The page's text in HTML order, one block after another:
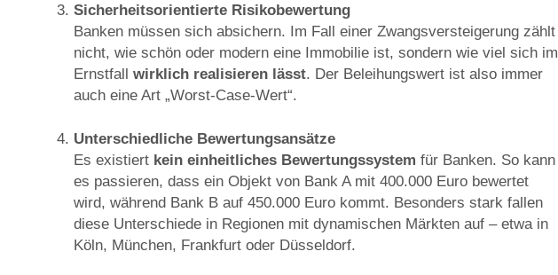
Sicherheitsorientierte Risikobewertung
Banken müssen sich absichern. Im Fall einer Zwangsversteigerung zählt
nicht, wie schön oder modern eine Immobilie ist, sondern wie viel sich im
Ernstfall wirklich realisieren lässt. Der Beleihungswert ist also immer
auch eine Art „Worst-Case-Wert“.
Unterschiedliche Bewertungsansätze
Es existiert kein einheitliches Bewertungssystem für Banken. So kann
es passieren, dass ein Objekt von Bank A mit 400.000 Euro bewertet
wird, während Bank B auf 450.000 Euro kommt. Besonders stark fallen
diese Unterschiede in Regionen mit dynamischen Märkten auf – etwa in
Köln, München, Frankfurt oder Düsseldorf.